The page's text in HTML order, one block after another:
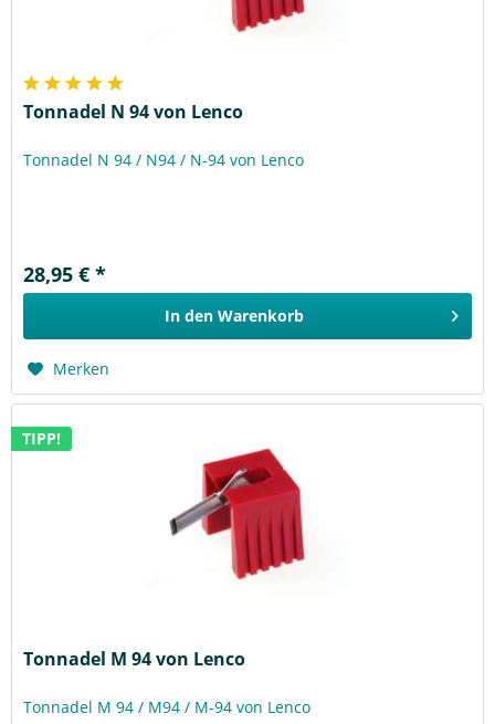
Tonnadel N 94 von Lenco
Tonnadel N 94 / N94 / N-94 von Lenco
28,95 € *
In den Warenkorb
Merken
TIPP!
Tonnadel M 94 von Lenco
Tonnadel M 94 / M94 / M-94 von Lenco